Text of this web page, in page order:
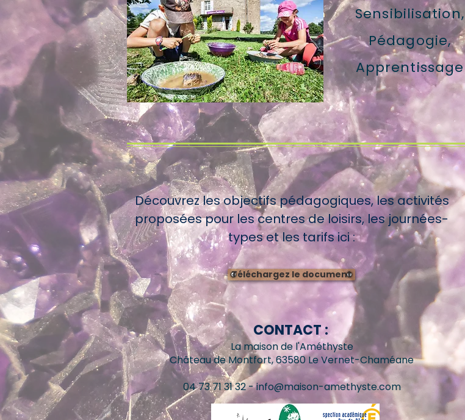
Sensibilisation,
Pédagogie,
Apprentissage
Découvrez les objectifs pédagogiques, les activités
proposées pour les centres de loisirs, les journées-
types et les tarifs ici :
Téléchargez le document
CONTACT :
La maison de l'Améthyste
Château de Montfort, 63580 Le Vernet-Chaméane
04 73 71 31 32 -info@maison-amethyste.com